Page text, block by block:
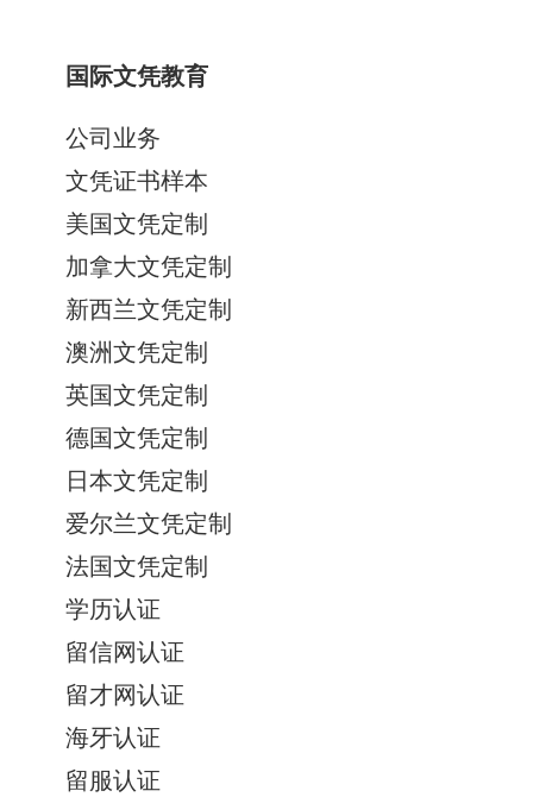
国际文凭教育
公司业务
文凭证书样本
美国文凭定制
加拿大文凭定制
新西兰文凭定制
澳洲文凭定制
英国文凭定制
德国文凭定制
日本文凭定制
爱尔兰文凭定制
法国文凭定制
学历认证
留信网认证
留才网认证
海牙认证
留服认证